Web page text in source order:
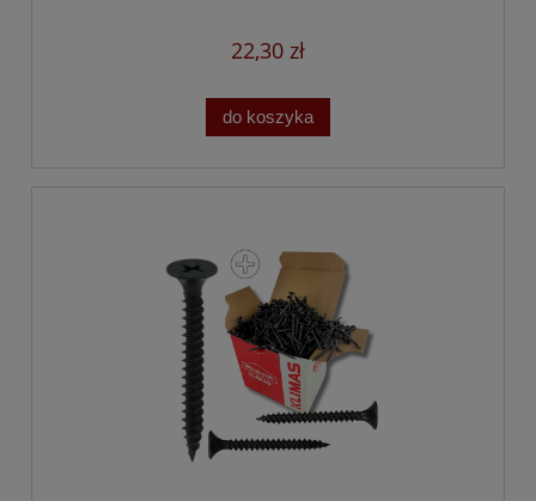
22,30 zł
do koszyka